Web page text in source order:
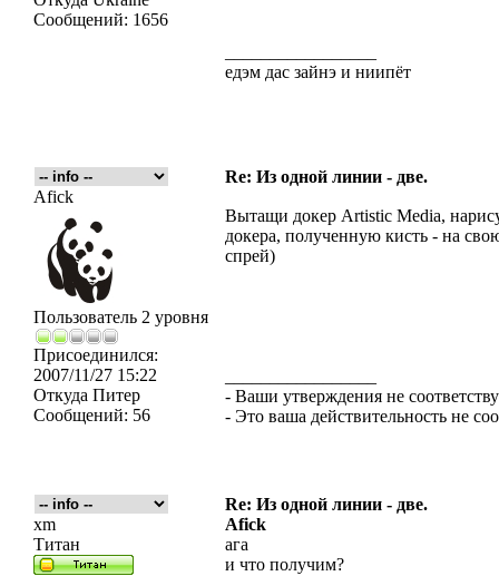
Сообщений: 1656
едэм дас зайнэ и ниипёт
Re: Из одной линии - две.
Afick
Пользователь 2 уровня
Присоединился:
2007/11/27 15:22
Откуда Питер
Сообщений: 56
Вытащи докер Artistic Media,
докера, полученную кисть - на
спрей)
- Ваши утверждения не
- Это ваша действительность не
Re: Из одной линии - две.
xm
Титан
Afick
ага
и что получим?